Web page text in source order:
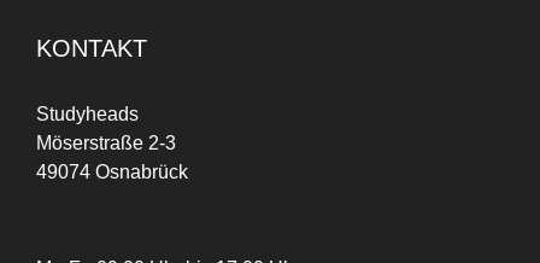
KONTAKT
Studyheads
Möserstraße 2-3
49074 Osnabrück